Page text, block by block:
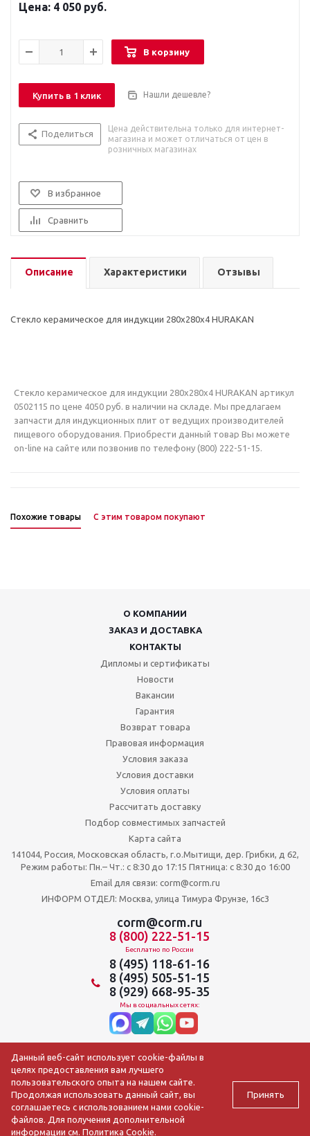
4 050 руб.
В корзину
Купить в 1 клик Нашли дешевле?
Поделиться
Цена действительна только для интернет-
магазина и может отличаться от цен в
розничных магазинах
В избранное
Сравнить
Описание Характеристики Отзывы
Стекло керамическое для индукции 280х280х4 HURAKAN
Стекло керамическое для индукции 280х280х4 HURAKAN артикул
0502115 по цене 4050 руб. в наличии на складе. Мы предлагаем
запчасти для индукционных плит от ведущих производителей
пищевого оборудования. Приобрести данный товар Вы можете
on-line на сайте или позвонив по телефону (800) 222-51-15.
Похожие товары С этим товаром покупают
О КОМПАНИИ
ЗАКАЗ И ДОСТАВКА
КОНТАКТЫ
Дипломы и сертификаты
Новости
Вакансии
Гарантия
Возврат товара
Правовая информация
Условия заказа
Условия доставки
Условия оплаты
Рассчитать доставку
Подбор совместимых запчастей
Карта сайта
141044, Россия, Московская область, г.о.Мытищи, дер. Грибки, д 62,
Режим работы: Пн.– Чт.: с 8:30 до 17:15 Пятница: c 8:30 до 16:00
Email для связи: corm@corm.ru
ИНФОРМ ОТДЕЛ: Москва, улица Тимура Фрунзе, 16с3
corm@corm.ru
8 (800) 222-51-15
Бесплатно по России
8 (495) 118-61-16
8 (495) 505-51-15
8 (929) 668-95-35
Мы в социальных сетях:
2009-2026 © АО ЦОРМ «Торгтехника»
Данный веб-сайт использует cookie-файлы в
целях предоставления вам лучшего
пользовательского опыта на нашем сайте.
Продолжая использовать данный сайт, вы
соглашаетесь с использованием нами cookie-
файлов. Для получения дополнительной
информации см.Политика Cookie.
Принять